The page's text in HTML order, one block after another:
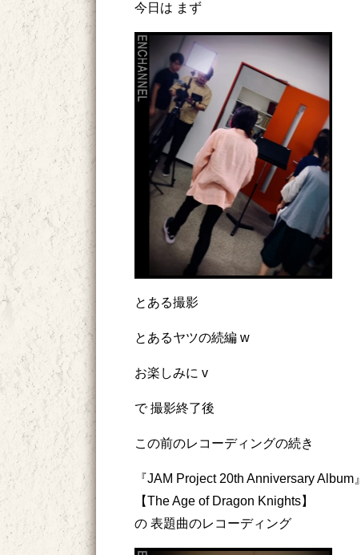
今日は まず
とある撮影
とあるヤツの続編 w
お楽しみに v
で 撮影終了後
この前のレコーディングの続き
『JAM Project 20th Anniversary Album』
【The Age of Dragon Knights】
の 表題曲のレコーディング